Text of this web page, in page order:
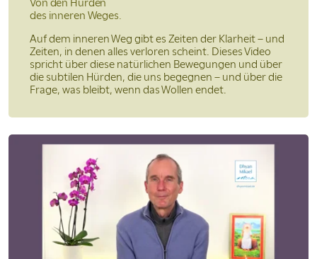
Von den Hürden
des inneren Weges.
Auf dem inneren Weg gibt es Zeiten der Klarheit – und
Zeiten, in denen alles verloren scheint. Dieses Video
spricht über diese natürlichen Bewegungen und über
die subtilen Hürden, die uns begegnen – und über die
Frage, was bleibt, wenn das Wollen endet.